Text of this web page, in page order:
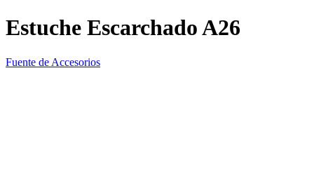
Estuche Escarchado A26
Fuente de Accesorios